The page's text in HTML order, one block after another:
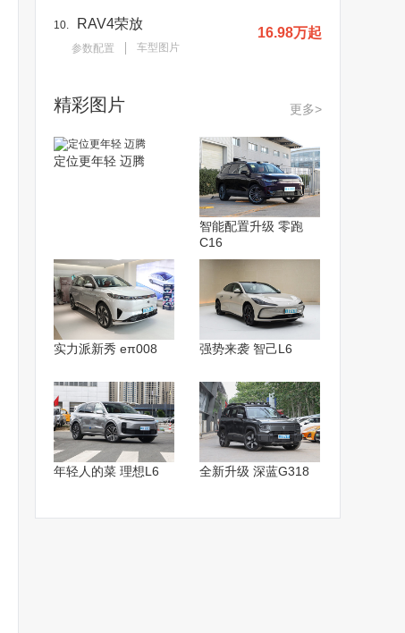
10. RAV4荣放
参数配置 车型图片
16.98万起
精彩图片 更多>
定位更年轻 迈腾
智能配置升级 零跑
C16
实力派新秀 eπ008 强势来袭 智己L6
年轻人的菜 理想L6 全新升级 深蓝G318